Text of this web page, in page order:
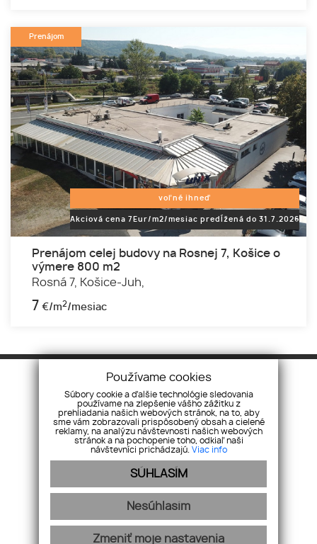
Prenájom
voľné ihneď
Akciová cena 7Eur/m2/mesiac predĺžená do 31.7.2026
Prenájom celej budovy na Rosnej 7, Košice o
výmere 800 m2
Rosná 7, Košice-Juh,
7 €/m2/mesiac
Úvod
Pozemky
Cookies
Novinky
Mám záujem
Používame cookies
Súbory cookie a ďalšie technológie sledovania
používame na zlepšenie vášho zážitku z
prehliadania našich webových stránok, na to, aby
sme vám zobrazovali prispôsobený obsah a cielené
reklamy, na analýzu návštevnosti našich webových
stránok a na pochopenie toho, odkiaľ naši
návštevníci prichádzajú. Viac info
SÚHLASÍM
Nesúhlasím
Zmeniť moje nastavenia